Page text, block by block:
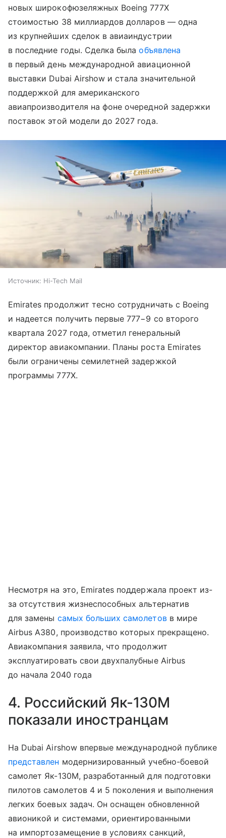
новых широкофюзеляжных Boeing 777X
стоимостью 38 миллиардов долларов — одна
из крупнейших сделок в авиаиндустрии
в последние годы. Сделка былаобъявлена
в первый день международной авиационной
выставки Dubai Airshow и стала значительной
поддержкой для американского
авиапроизводителя на фоне очередной задержки
поставок этой модели до 2027 года.
Источник: Hi-Tech Mail
Emirates продолжит тесно сотрудничать с Boeing
и надеется получить первые 777−9 со второго
квартала 2027 года, отметил генеральный
директор авиакомпании. Планы роста Emirates
были ограничены семилетней задержкой
программы 777X.
Несмотря на это, Emirates поддержала проект из-
за отсутствия жизнеспособных альтернатив
для замены самых больших самолетовв мире
Airbus A380, производство которых прекращено.
Авиакомпания заявила, что продолжит
эксплуатировать свои двухпалубные Airbus
до начала 2040 года
4. Российский Як-130М
показали иностранцам
На Dubai Airshow впервые международной публике
представлен модернизированный учебно-боевой
самолет Як-130М, разработанный для подготовки
пилотов самолетов 4 и 5 поколения и выполнения
легких боевых задач. Он оснащен обновленной
авионикой и системами, ориентированными
на импортозамещение в условиях санкций,